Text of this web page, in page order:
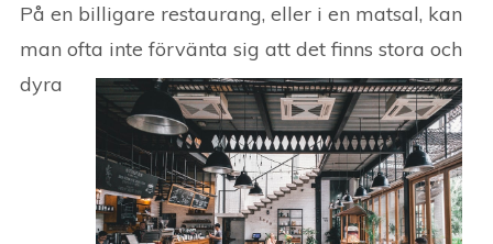
På en billigare restaurang, eller i en matsal, kan
man ofta inte förvänta sig att det finns stora och
dyra